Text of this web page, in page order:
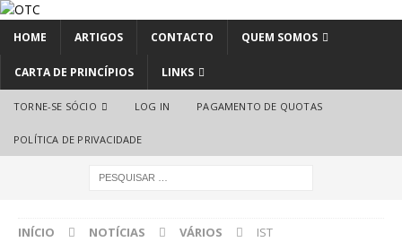
HOME ARTIGOS CONTACTO QUEM SOMOS
CARTA DE PRINCÍPIOS LINKS
TORNE-SE SÓCIO LOG IN PAGAMENTO DE QUOTAS
POLÍTICA DE PRIVACIDADE
INÍCIO NOTÍCIAS VÁRIOS IST